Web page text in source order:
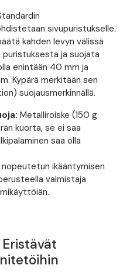
sivupuristukselle.
kahden levyn välissä
puristuksesta ja suojata
enintään 40 mm ja
Kypärä merkitään sen
suojausmerkinnällä.
Metalliroiske (150 g
kuorta, se ei saa
saa olla
ikääntymisen
valmistaja